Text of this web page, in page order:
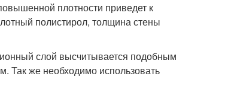
плотности приведет к
полистирол, толщина стены
слой высчитывается подобным
Так же необходимо использовать